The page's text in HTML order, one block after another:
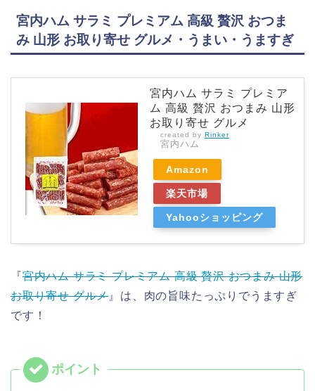
宮内ハム サラミ プレミアム 高級 贅沢 おつま
み 山形 お取り寄せ グルメ・うまい・うますぎ
宮内ハム サラミ プレミア
ム 高級 贅沢 おつまみ 山形
お取り寄せ グルメ
created by Rinker
宮内ハム
Amazon
楽天市場
Yahooショッピング
『宮内ハム サラミ プレミアム 高級 贅沢 おつまみ 山形
お取り寄せ グルメ』は、肉の旨味たっぷりでうますぎ
です！